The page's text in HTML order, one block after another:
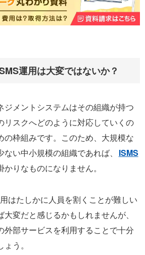
運用は大変ではないか？
ジメントシステムはその組織が持つ
リスクへどのように対応していくの
の枠組みです。このため、大規模な
い中小規模の組織であれば、
ISMS
りなものになりません。
はたしかに人員を割くことが難しい
変だと感じるかもしれませんが、
外部サービスを利用することで十分
う。